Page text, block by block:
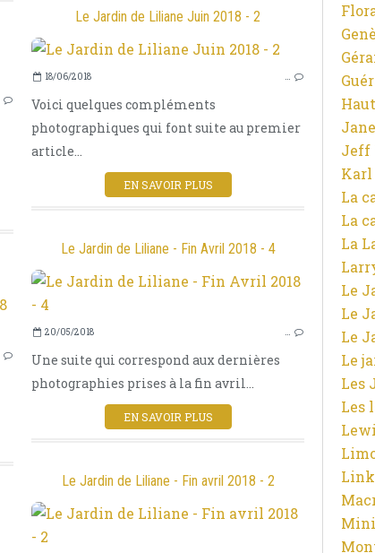
ENVIRONNEMENT
Le Jardin de Liliane Juin 2018 - 2
18/06/2018 …
Voici quelques compléments
photographiques qui font suite au premier
article...
EN SAVOIR PLUS
PHOTOGRAPHIES
JARDINS
Le Jardin de Liliane - Fin Avril 2018 - 4
20/05/2018 …
Une suite qui correspond aux dernières
photographies prises à la fin avril...
EN SAVOIR PLUS
OMBRES ET LUMIÈRES
LIMOUSIN
TECHNIQUE PHOTOGRAPHIQUE
Le Jardin de Liliane - Fin avril 2018 - 2
Jeff
Karl
La
La
La
Le
Le
Le
Le
Les
Les